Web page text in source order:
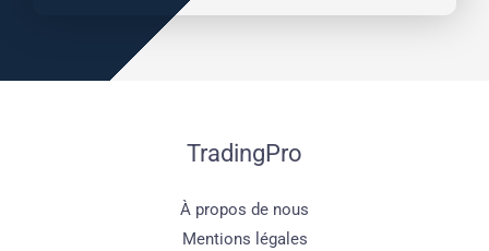
TradingPro
À propos de nous
Mentions légales